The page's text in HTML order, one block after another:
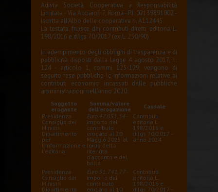
Adista Società Cooperativa a Responsabilità
Limitata - Via Acciaioli 7, Roma - P.I. 02139891002 -
Iscritta all'Albo delle cooperative n. A112445
La testata fruisce dei contributi diretti editoria L.
198/2016 e d.lgs 70/2017 (ex L. 250/90)
In adempimento degli obblighi di trasparenza e di
pubblicità disposti dalla Legge 4 agosto 2017, n.
124 - articolo 1, commi 125-129, vengono di
seguito rese pubbliche le informazioni relative ai
contributi economici incassati dalle pubbliche
amministrazioni nell'anno 2020:
Soggetto
erogante
Somma/valore
dell'erogazione
Causale
Presidenza
Consiglio dei
Ministri
Dipartimento
per
l'informazione e
l'editoria
Euro 47.051,34 -
importo del
contributo
erogato al 20
Maggio 2025 al
lordo della
ritenuta
d'acconto e del
bollo
Contributi
editoria L.
198/2016 e
d.lgs 70/2017 –
anno 2024
Presidenza
Consiglio dei
Ministri
Dipartimento
Euro 51.741,77 -
importo del
contributo
erogato al 10
Contributi
editoria L.
198/2016 e
d.lgs 70/2017 –